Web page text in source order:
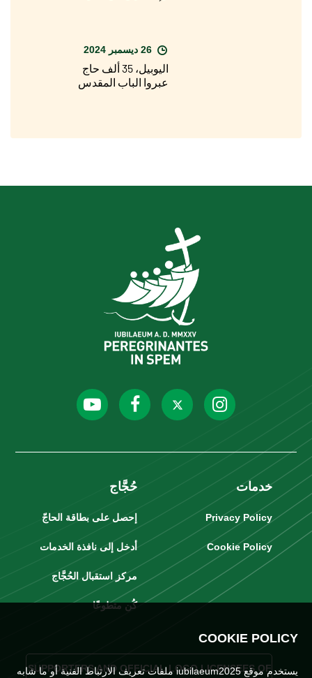
الأول/ديسمبر، الافتتاح
حول العالم
اليوبيل، 35 ألف حاج
عبروا الباب المقدس
خدمات
Privacy Policy
Cookie Policy
حُجَّاج
إحصل على بطاقة الحاجّ
أدخل إلى نافذة الخدمات
مركز استقبال الحُجَّاج
كُن متطوعًا
SUPPORTERS AND OFFICIAL LOGO LICENSEES OF
COOKIE POLICY
يستخدم موقع iubilaeum2025 ملفات تعريف الارتباط الفنية أو ما شابه